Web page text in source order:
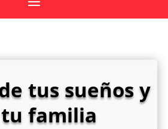
tus sueños y
familia